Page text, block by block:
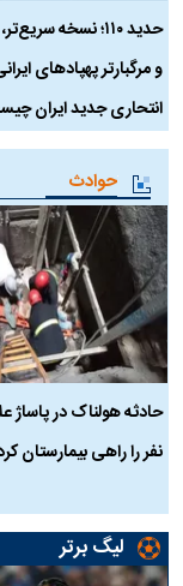
حدید ۱۱۰؛ نسخه
و مرگبارتر پهپادهای
انتحاری جدید ایران
حوادث
نفر را راهی بیمارستان
لیگ برتر